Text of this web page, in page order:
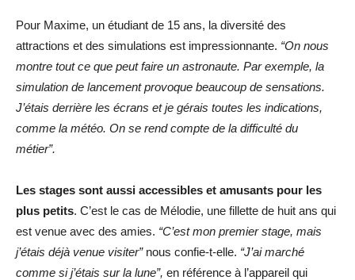
Pour Maxime, un étudiant de 15 ans, la diversité des
attractions et des simulations est impressionnante. “On nous
montre tout ce que peut faire un astronaute. Par exemple, la
simulation de lancement provoque beaucoup de sensations.
J’étais derrière les écrans et je gérais toutes les indications,
comme la météo. On se rend compte de la difficulté du
métier”.
Les stages sont aussi accessibles et amusants pour les
plus petits. C’est le cas de Mélodie, une fillette de huit ans qui
est venue avec des amies. “C’est mon premier stage, mais
j’étais déjà venue visiter”nous confie-t-elle. “J’ai marché
comme si j’étais sur la lune”, en référence à l’appareil qui